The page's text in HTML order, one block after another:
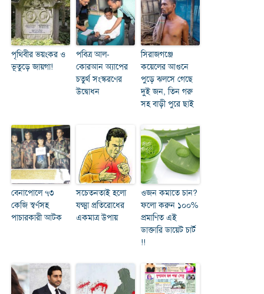
পৃথিবীর ভয়ংকর ও
ভূতুড়ে জায়গা!
পবিত্র আল-
কোরআন অ্যাপের
চতুর্থ সংস্করণের
উদ্বোধন
সিরাজগঞ্জে
কয়েলের আগুনে
পুড়ে ঝলসে গেছে
দুই জন, তিন গরু
সহ বাড়ী পুরে ছাই
বেনাপোলে ৭৩
কেজি স্বর্ণসহ
পাচারকারী আটক
সচেতনতাই হলো
যক্ষ্মা প্রতিরোধের
একমাত্র উপায়
ওজন কমাতে চান?
ফলো করুন ১০০%
প্রমাণিত এই
ডাক্তারি ডায়েট চার্ট
!!